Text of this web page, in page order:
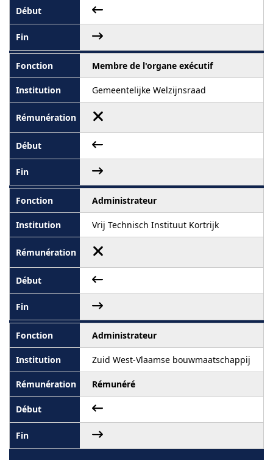
Membre de l'organe exécutif
Gemeentelijke Welzijnsraad
Administrateur
Vrij Technisch Instituut Kortrijk
Administrateur
Zuid West-Vlaamse bouwmaatschappij
Rémunéré